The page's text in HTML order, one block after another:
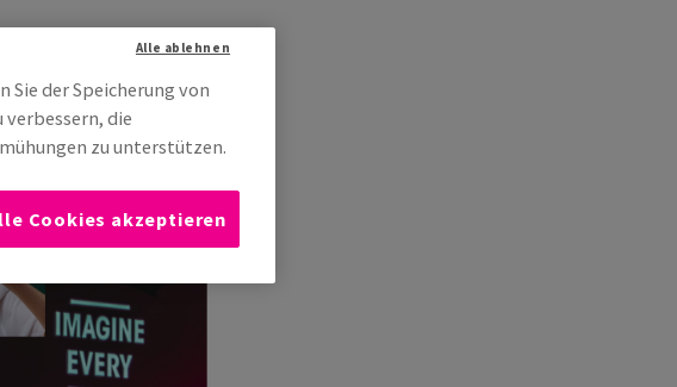
Sie der Speicherung von
verbessern, die
zu unterstützen.
Alle ablehnen
Cookies akzeptieren